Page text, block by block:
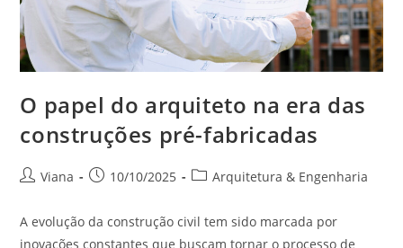
O papel do arquiteto na era das
construções pré-fabricadas
Viana 10/10/2025 Arquitetura & Engenharia
A evolução da construção civil tem sido marcada por
inovações constantes que buscam tornar o processo de